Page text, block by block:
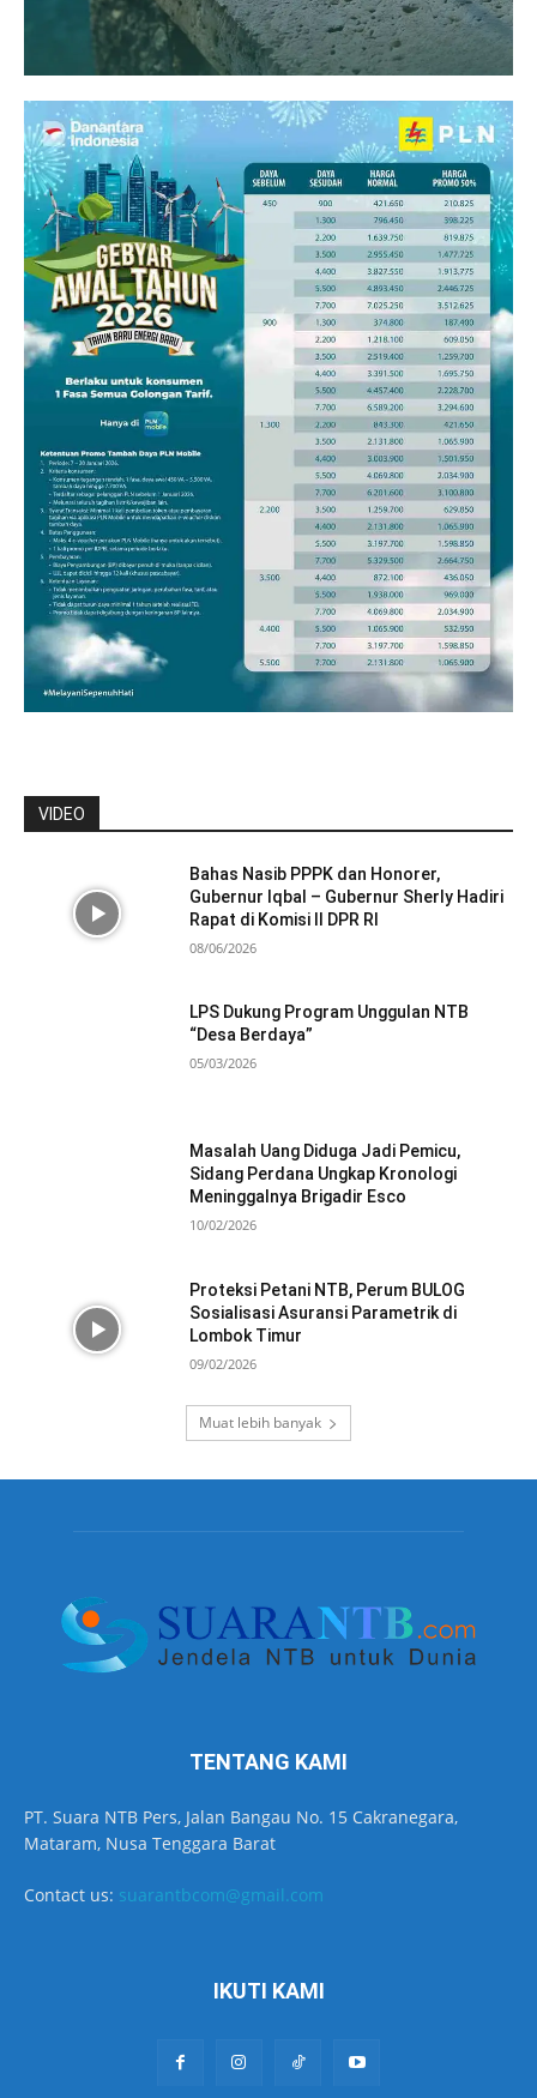
VIDEO
Bahas Nasib PPPK dan Honorer,
Gubernur Iqbal – Gubernur Sherly Hadiri
Rapat di Komisi II DPR RI
08/06/2026
LPS Dukung Program Unggulan NTB
“Desa Berdaya”
05/03/2026
Masalah Uang Diduga Jadi Pemicu,
Sidang Perdana Ungkap Kronologi
Meninggalnya Brigadir Esco
10/02/2026
Proteksi Petani NTB, Perum BULOG
Sosialisasi Asuransi Parametrik di
Lombok Timur
09/02/2026
Muat lebih banyak
TENTANG KAMI
PT. Suara NTB Pers, Jalan Bangau No. 15 Cakranegara,
Mataram, Nusa Tenggara Barat
Contact us: suarantbcom@gmail.com
IKUTI KAMI